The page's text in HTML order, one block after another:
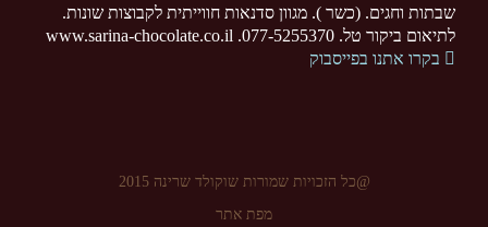
שבתות וחגים. (כשר ). מגוון סדנאות חווייתית לקבוצות שונות.
לתיאום ביקור טל. 077-5255370. www.sarina-chocolate.co.il
בקרו אתנו בפייסבוק
@כל הזכויות שמורות שוקולד שרינה 2015
מפת אתר